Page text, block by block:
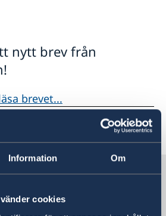
Information Om
cookies
företag
nytt brev från
brevet...
sep. 2019, 10.39